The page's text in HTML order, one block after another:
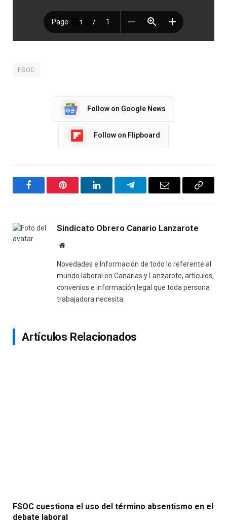
FSOC
Follow on Google News
Follow on Flipboard
FacebookPinterest LinkedInTelegramEmail
Copy
Sindicato Obrero Canario Lanzarote
Website
Novedades e Información de todo lo referente al
mundo laboral en Canarias y Lanzarote, artículos,
convenios e información legal que toda persona
trabajadora necesita.
Artículos Relacionados
FSOC cuestiona el uso del término absentismo en el
debate laboral